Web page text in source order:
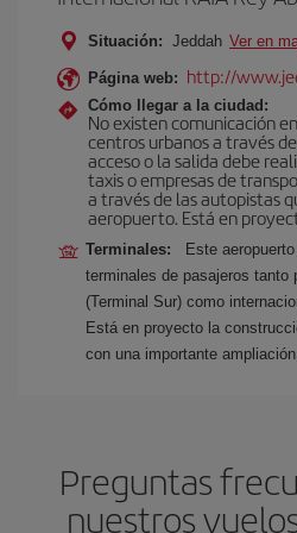
Situación: Jeddah Ver en
Página web: http://
Cómo llegar a la ciudad:
No existen comunicación
centros urbanos a través
acceso o la salida debe
taxis o empresas de
a través de las autopistas
aeropuerto. Está en
Terminales:
Este
terminales de pasajeros tanto
(Terminal Sur) como
Está en proyecto la
con una importante
Preguntas
nuestros